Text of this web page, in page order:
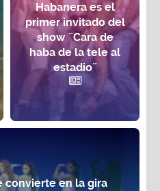
Habanera es el
primer invitado del
show ¨Cara de
haba de la tele al
estadio¨
convierte en la gira